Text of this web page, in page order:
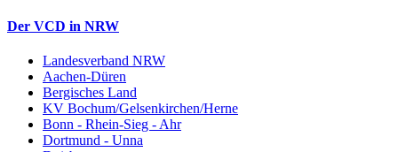
Der VCD in NRW
Landesverband NRW
Aachen-Düren
Bergisches Land
KV Bochum/Gelsenkirchen/Herne
Bonn - Rhein-Sieg - Ahr
Dortmund - Unna